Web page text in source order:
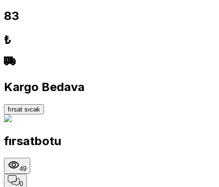
83
₺
Kargo Bedava
fırsat sıcak
fırsatbotu
49
0